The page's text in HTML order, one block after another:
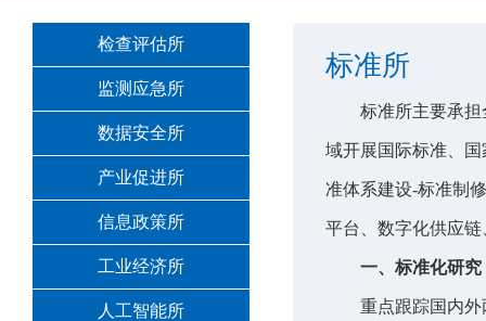
检查评估所
监测应急所
数据安全所
产业促进所
信息政策所
工业经济所
人工智能所
标准所
标准所主要承
域开展国际标准、
准体系建设-标准制
平台、数字化供应
一、标准化研究
重点跟踪国内